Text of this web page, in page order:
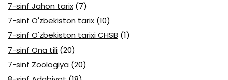
7-sinf Jahon tarix (7)
7-sinf O'zbekiston tarix (10)
7-sinf O'zbekiston tarixi CHSB (1)
7-sinf Ona tili (20)
7-sinf Zoologiya (20)